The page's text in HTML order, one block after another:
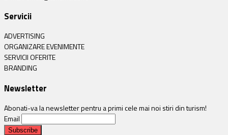
Servicii
ADVERTISING
ORGANIZARE EVENIMENTE
SERVICII OFERITE
BRANDING
Newsletter
Abonati-va la newsletter pentru a primi cele mai noi stiri din turism!
Email